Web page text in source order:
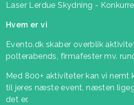
Laser Lerdue Skydning -
Hvem er vi
Evento.dk skaber overblik
polterabends, firmafester mv.
Med 800+ aktiviteter kan vi nemt
til jeres næste event, næsten
det er.